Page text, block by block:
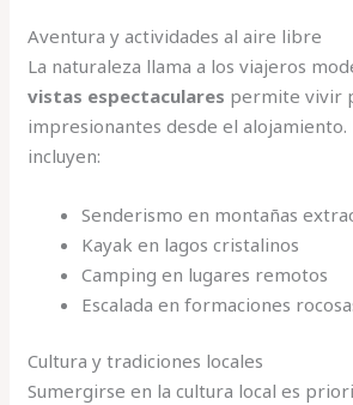
Aventura y actividades al aire libre
La naturaleza llama a los viajeros
vistas espectaculares permite vivir
impresionantes desde el alojamiento.
incluyen:
Senderismo en montañas
Kayak en lagos cristalinos
Camping en lugares remotos
Escalada en formaciones
Cultura y tradiciones locales
Sumergirse en la cultura local es